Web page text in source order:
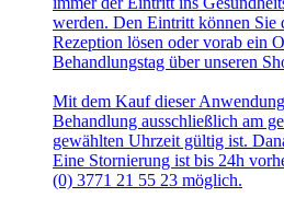
werden. Den Eintritt können Sie
Rezeption lösen oder vorab ein
Behandlungstag über unseren
Mit dem Kauf dieser
Behandlung ausschließlich am
gewählten Uhrzeit gültig ist.
Eine Stornierung ist bis 24h
(0) 3771 21 55 23 möglich.